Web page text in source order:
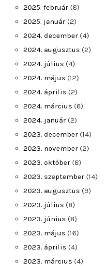
2025. február (8)
2025. január (2)
2024. december (4)
2024. augusztus (2)
2024. július (4)
2024. május (12)
2024. április (2)
2024. március (6)
2024. január (2)
2023. december (14)
2023. november (2)
2023. október (8)
2023. szeptember (14)
2023. augusztus (9)
2023. július (8)
2023. június (8)
2023. május (16)
2023. április (4)
2023. március (4)